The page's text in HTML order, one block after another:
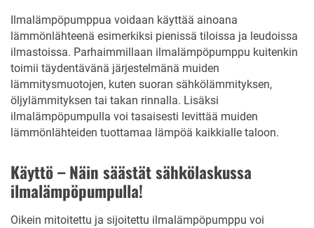
Ilmalämpöpumppua voidaan käyttää ainoana
lämmönlähteenä esimerkiksi pienissä tiloissa ja leudoissa
ilmastoissa. Parhaimmillaan ilmalämpöpumppu kuitenkin
toimii täydentävänä järjestelmänä muiden
lämmitysmuotojen, kuten suoran sähkölämmityksen,
öljylämmityksen tai takan rinnalla. Lisäksi
ilmalämpöpumpulla voi tasaisesti levittää muiden
lämmönlähteiden tuottamaa lämpöä kaikkialle taloon.
Käyttö – Näin säästät sähkölaskussa
ilmalämpöpumpulla!
Oikein mitoitettu ja sijoitettu ilmalämpöpumppu voi